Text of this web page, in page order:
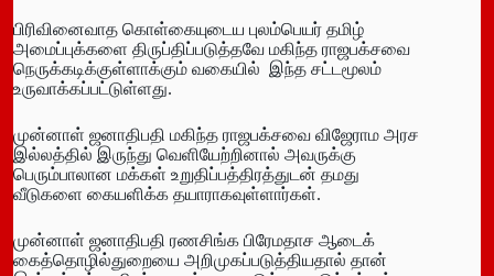
பிரிவினைவாத கொள்கையுடைய புலம்பெயர் தமிழ்
அமைப்புக்களை திருப்திப்படுத்தவே மகிந்த ராஜபக்சவை
நெருக்கடிக்குள்ளாக்கும் வகையில் இந்த சட்டமூலம்
உருவாக்கப்பட்டுள்ளது.
முன்னாள் ஜனாதிபதி மகிந்த ராஜபக்சவை விஜேராம அரச
இல்லத்தில் இருந்து வெளியேற்றினால் அவருக்கு
பெரும்பாலான மக்கள் உறுதிப்பத்திரத்துடன் தமது
வீடுகளை கையளிக்க தயாராகவுள்ளார்கள்.
முன்னாள் ஜனாதிபதி ரணசிங்க பிரேமதாச ஆடைக்
கைத்தொழில்துறையை அறிமுகப்படுத்தியதால் தான்